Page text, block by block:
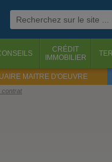
CRÉDIT
IMMOBILIER
MAITRE D'OEUVRE
contrat